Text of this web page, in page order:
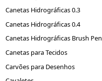
Canetas Hidrográficas 0.3
Canetas Hidrográficas 0.4
Canetas Hidrográficas Brush Pen
Canetas para Tecidos
Carvões para Desenhos